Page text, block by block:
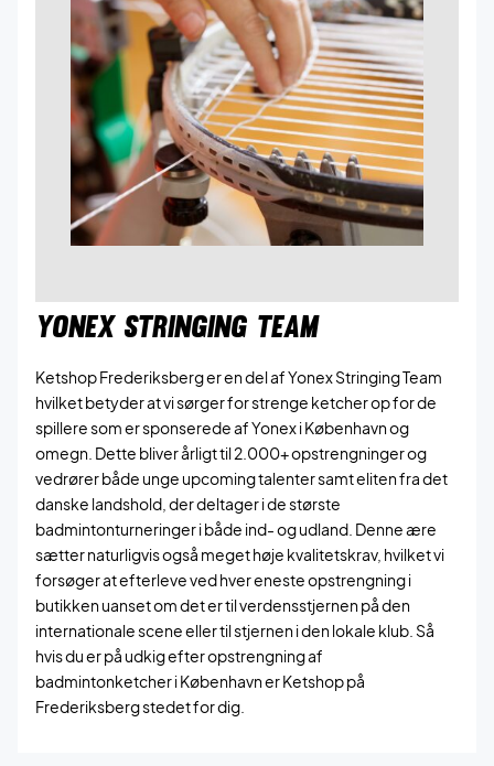
YONEX STRINGING TEAM
Ketshop Frederiksberg er en del af Yonex Stringing Team
hvilket betyder at vi sørger for strenge ketcher op for de
spillere som er sponserede af Yonex i København og
omegn. Dette bliver årligt til 2.000+ opstrengninger og
vedrører både unge upcoming talenter samt eliten fra det
danske landshold, der deltager i de største
badmintonturneringer i både ind- og udland. Denne ære
sætter naturligvis også meget høje kvalitetskrav, hvilket vi
forsøger at efterleve ved hver eneste opstrengning i
butikken uanset om det er til verdensstjernen på den
internationale scene eller til stjernen i den lokale klub. Så
hvis du er på udkig efter opstrengning af
badmintonketcher i København er Ketshop på
Frederiksberg stedet for dig.